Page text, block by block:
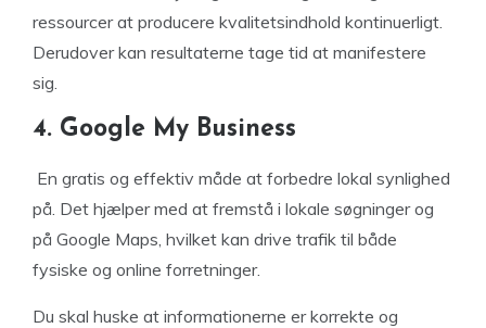
ressourcer at producere kvalitetsindhold kontinuerligt.
Derudover kan resultaterne tage tid at manifestere
sig.
4. Google My Business
En gratis og effektiv måde at forbedre lokal synlighed
på. Det hjælper med at fremstå i lokale søgninger og
på Google Maps, hvilket kan drive trafik til både
fysiske og online forretninger.
Du skal huske at informationerne er korrekte og